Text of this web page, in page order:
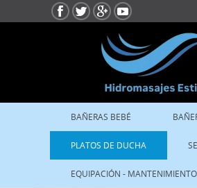
BAÑERAS BEBÉ
PLATOS DE DUCHA
EQUIPACIÓN - MANTENIMIENTO